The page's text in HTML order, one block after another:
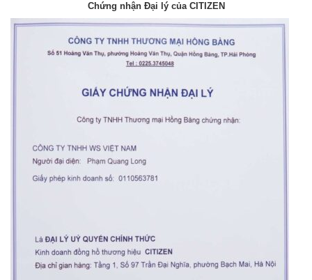
Chứng nhận Đại lý của CITIZEN